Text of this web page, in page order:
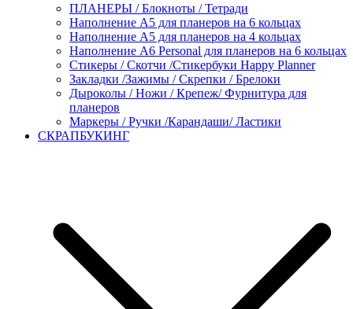
ПЛАНЕРЫ / Блокноты / Тетради
Наполнение А5 для планеров на 6 кольцах
Наполнение А5 для планеров на 4 кольцах
Наполнение А6 Personal для планеров на 6 кольцах
Стикеры / Скотчи /Стикербуки Happy Planner
Закладки /Зажимы / Скрепки / Брелоки
Дыроколы / Ножи / Крепеж/ Фурнитура для
планеров
Маркеры / Ручки /Карандаши/ Ластики
СКРАПБУКИНГ